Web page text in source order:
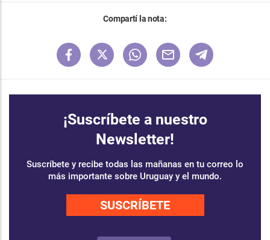
Compartí la nota:
¡Suscríbete a nuestro
Newsletter!
Suscríbete y recibe todas las mañanas en tu correo lo
más importante sobre Uruguay y el mundo.
SUSCRÍBETE